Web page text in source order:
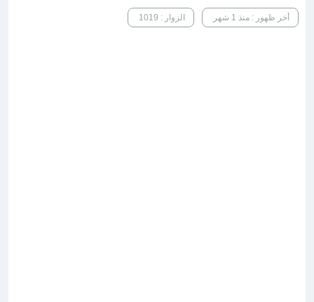
أخر ظهور : منذ 1 شهر الزوار : 1019